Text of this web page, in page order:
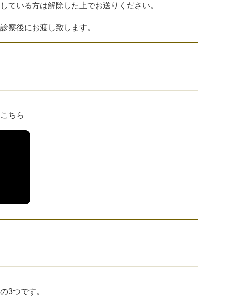
いる方は解除した上でお送りください。
察後にお渡し致します。
ちら
3つです。